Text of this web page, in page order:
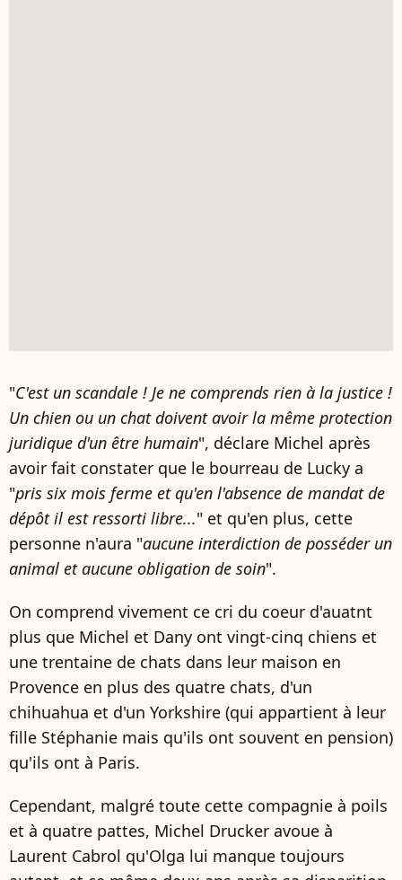
"C'est un scandale ! Je ne comprends rien à la justice !
Un chien ou un chat doivent avoir la même protection
juridique d'un être humain", déclare Michel après
avoir fait constater que le bourreau de Lucky a
"pris six mois ferme et qu'en l'absence de mandat de
dépôt il est ressorti libre..." et qu'en plus, cette
personne n'aura "aucune interdiction de posséder un
animal et aucune obligation de soin".
On comprend vivement ce cri du coeur d'auatnt
plus que Michel et Dany ont vingt-cinq chiens et
une trentaine de chats dans leur maison en
Provence en plus des quatre chats, d'un
chihuahua et d'un Yorkshire (qui appartient à leur
fille Stéphanie mais qu'ils ont souvent en pension)
qu'ils ont à Paris.
Cependant, malgré toute cette compagnie à poils
et à quatre pattes, Michel Drucker avoue à
Laurent Cabrol qu'Olga lui manque toujours